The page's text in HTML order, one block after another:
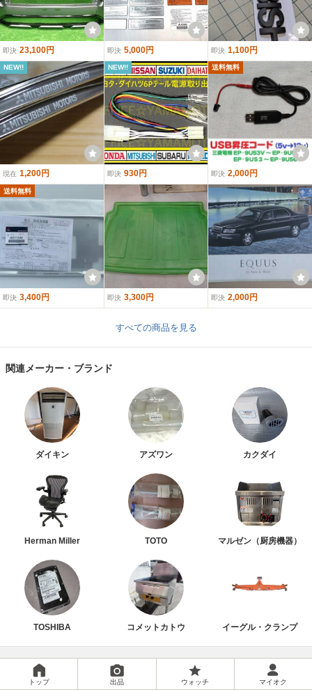
即決 23,100円 即決 5,000円 即決 1,100円
NEW!!
現在 1,200円
NEW!!
即決 930円
送料無料
即決 2,000円
送料無料
即決 3,400円 即決 3,300円 即決 2,000円
すべての商品を見る
関連メーカー・ブランド
ダイキン アズワン カクダイ
Herman Miller TOTO マルゼン（厨房機器）
TOSHIBA コメットカトウ イーグル・クランプ
トップ 出品 ウォッチ マイオク